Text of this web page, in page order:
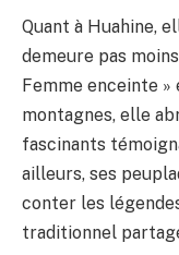
Quant à Huahine,
demeure pas
Femme enceinte »
montagnes, elle
fascinants
ailleurs, ses
conter les
traditionnel